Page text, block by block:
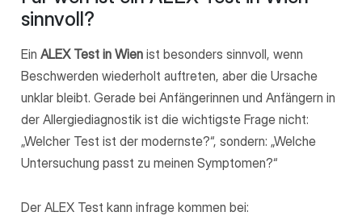
sinnvoll?
EinALEX Test in Wien ist besonders sinnvoll, wenn
Beschwerden wiederholt auftreten, aber die Ursache
unklar bleibt. Gerade bei Anfängerinnen und Anfängern in
der Allergiediagnostik ist die wichtigste Frage nicht:
„Welcher Test ist der modernste?“, sondern: „Welche
Untersuchung passt zu meinen Symptomen?“
Der ALEX Test kann infrage kommen bei: